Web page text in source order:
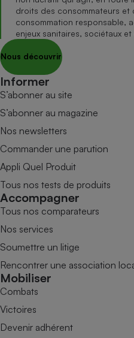
droits des consommateurs et
consommation responsable,
enjeux sanitaires, sociétaux
Nous découvrir
Informer
S’abonner au site
S’abonner au magazine
Nos newsletters
Commander une parution
Appli Quel Produit
Tous nos tests de produits
Accompagner
Tous nos comparateurs
Nos services
Soumettre un litige
Rencontrer une association
Mobiliser
Combats
Victoires
Devenir adhérent